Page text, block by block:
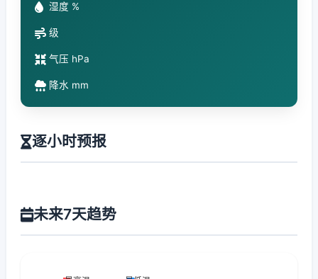
湿度 %
级
气压 hPa
降水 mm
逐小时预报
未来7天趋势